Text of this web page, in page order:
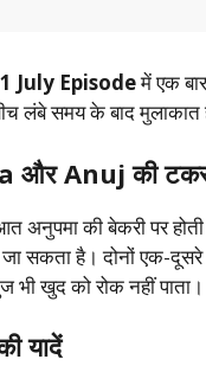
July Episodeमें एक
लंबे समय के बाद मुलाकात
और Anuj की
अनुपमा की बेकरी पर
सकता है। दोनों एक-
खुद को रोक नहीं पाता।
यादें